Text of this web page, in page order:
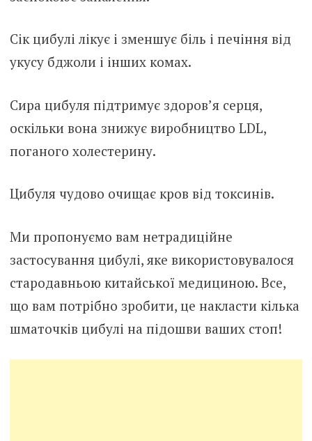
Сік цибулі лікує і зменшує біль і печіння від
укусу бджоли і інших комах.
Сира цибуля підтримує здоров’я серця,
оскільки вона знижує виробництво LDL,
поганого холестерину.
Цибуля чудово очищає кров від токсинів.
Ми пропонуємо вам нетрадиційне
застосування цибулі, яке використовувалося
стародавньою китайської медициною. Все,
що вам потрібно зробити, це накласти кілька
шматочків цибулі на підошви ваших стоп!